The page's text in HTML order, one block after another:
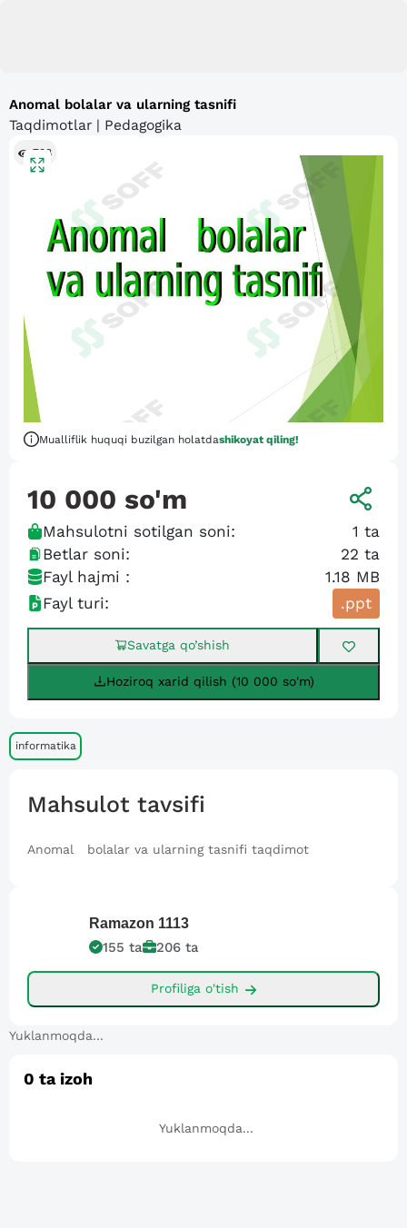
Anomal bolalar va ularning tasnifi
Taqdimotlar | Pedagogika
738
Mualliflik huquqi buzilgan holatdashikoyat qiling!
10 000 so'm
Mahsulotni sotilgan soni: 1 ta
Betlar soni:
22 ta
Fayl hajmi :
1.18 MB
Fayl turi:
.ppt
Savatga qo’shish
Hoziroq xarid qilish (10 000 so'm)
informatika
Mahsulot tavsifi
Anomal bolalar va ularning tasnifi taqdimot
Ramazon 1113
155 ta 206 ta
Profiliga o'tish
Yuklanmoqda...
0 ta izoh
Yuklanmoqda...